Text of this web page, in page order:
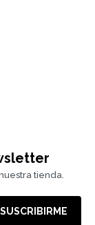
tienda.
SUSCRIBIRME